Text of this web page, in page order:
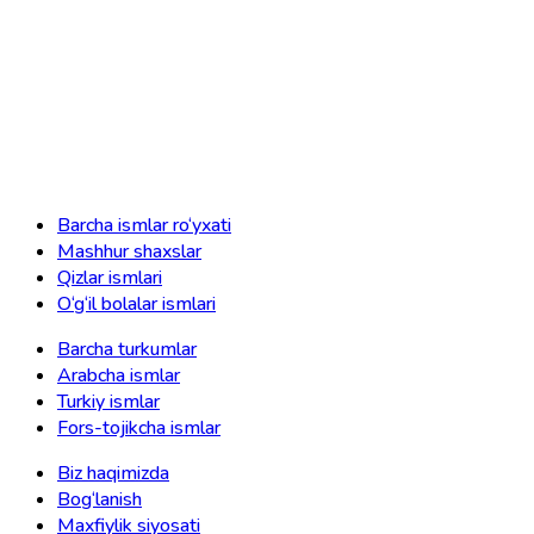
Barcha ismlar ro‘yxati
Mashhur shaxslar
Qizlar ismlari
O‘g‘il bolalar ismlari
Barcha turkumlar
Arabcha ismlar
Turkiy ismlar
Fors-tojikcha ismlar
Biz haqimizda
Bog‘lanish
Maxfiylik siyosati